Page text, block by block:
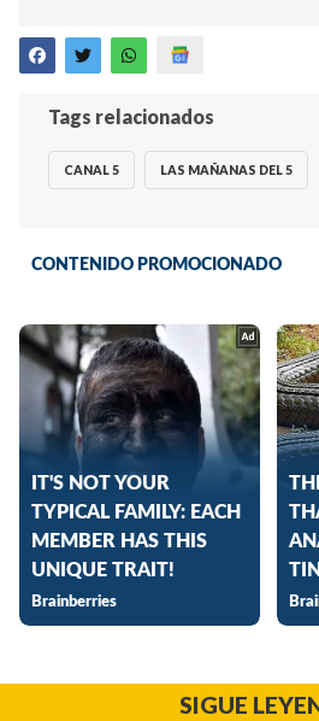
Tags relacionados
CANAL 5 LAS MAÑANAS DEL 5
SIGUE